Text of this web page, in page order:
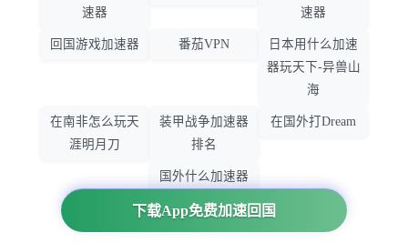
下载App免费加速回国
速器
速器
回国游戏加速器 番茄VPN
日本用什么加速
器玩天下-异兽山
海
在南非怎么玩天
涯明月刀
装甲战争加速器
排名
在国外打Dream
国外什么加速器
玩暗黑破坏神